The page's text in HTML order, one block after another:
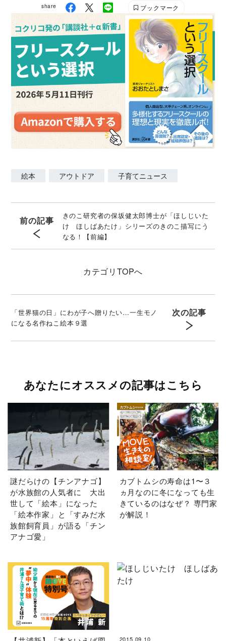
share ブックマーク
絵本 アウトドア 子育てニュース
前の記事
きのこ研究者の保坂健太郎博士が「ほしじいた
け ほしばあたけ」シリーズのきのこ描写にう
なる！【前編】
カテゴリ TOPへ
「世界猫の日」にわが子へ贈りたい…一生モノ
になる名作ねこ絵本９選
次の記事
あなたにオススメの記事はこちら
謎だらけの【チンアナゴ】
が水族館の人気者に 大出
世して「絵本」になった
「絵本作家」と「すみだ水
族館飼育員」が語る「チン
アナゴ愛」
カブトムシの寿命は1〜３
ヵ月なのに冬になっても生
きているのはなぜ？ 専門家
が解説！
2015.09.10